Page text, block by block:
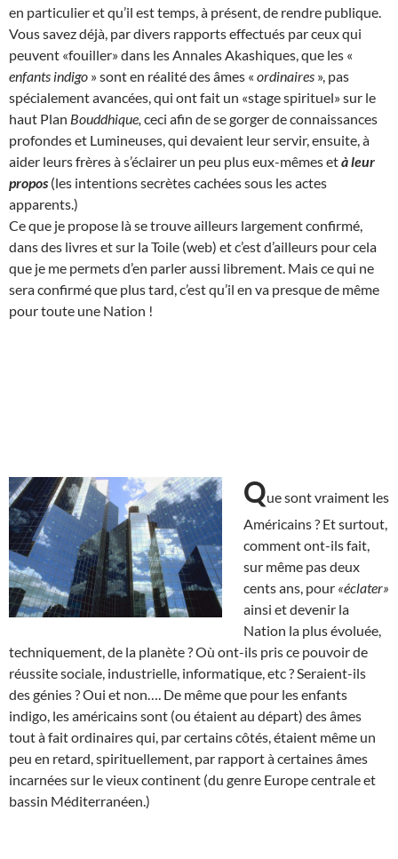
en particulier et qu’il est temps, à présent, de rendre publique.
Vous savez déjà, par divers rapports effectués par ceux qui
peuvent «fouiller» dans les Annales Akashiques, que les «
enfants indigo » sont en réalité des âmes « ordinaires », pas
spécialement avancées, qui ont fait un «stage spirituel» sur le
haut Plan Bouddhique, ceci afin de se gorger de connaissances
profondes et Lumineuses, qui devaient leur servir, ensuite, à
aider leurs frères à s’éclairer un peu plus eux-mêmes età leur
propos (les intentions secrètes cachées sous les actes
apparents.)
Ce que je propose là se trouve ailleurs largement confirmé,
dans des livres et sur la Toile (web) et c’est d’ailleurs pour cela
que je me permets d’en parler aussi librement. Mais ce qui ne
sera confirmé que plus tard, c’est qu’il en va presque de même
pour toute une Nation !
Que sont vraiment les
Américains ? Et surtout,
comment ont-ils fait,
sur même pas deux
cents ans, pour «éclater»
ainsi et devenir la
Nation la plus évoluée,
techniquement, de la planète ? Où ont-ils pris ce pouvoir de
réussite sociale, industrielle, informatique, etc ? Seraient-ils
des génies ? Oui et non…. De même que pour les enfants
indigo, les américains sont (ou étaient au départ) des âmes
tout à fait ordinaires qui, par certains côtés, étaient même un
peu en retard, spirituellement, par rapport à certaines âmes
incarnées sur le vieux continent (du genre Europe centrale et
bassin Méditerranéen.)